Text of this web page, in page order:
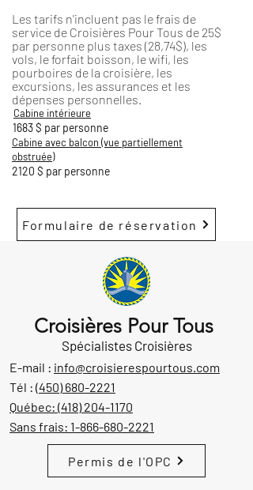
Les tarifs n'incluent pas le frais de
service de Croisières Pour Tous de 25$
par personne plus taxes (28,74$), les
vols, le forfait boisson, le wifi, les
pourboires de la croisière, les
excursions, les assurances et les
dépenses personnelles.
Cabine intérieure
1683 $ par personne
Cabine avec balcon (vue partiellement
obstruée)
2120 $ par personne
Formulaire de réservation
Croisières Pour Tous
Spécialistes Croisières
E-mail : info@croisierespourtous.com
Tél : (450) 680-2221
Québec: (418) 204-1170
Sans frais: 1-866-680-2221
Permis de l'OPC